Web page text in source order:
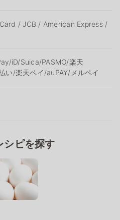
/ JCB / American Express /
iD/Suica/PASMO/楽天
い/楽天ペイ/auPAY/メルペイ
シピを探す